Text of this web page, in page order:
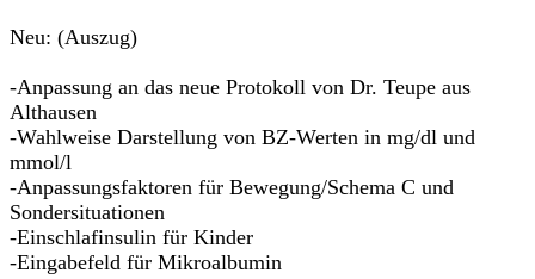
Neu: (Auszug)
-Anpassung an das neue Protokoll von Dr. Teupe aus
Althausen
-Wahlweise Darstellung von BZ-Werten in mg/dl und
mmol/l
-Anpassungsfaktoren für Bewegung/Schema C und
Sondersituationen
-Einschlafinsulin für Kinder
-Eingabefeld für Mikroalbumin